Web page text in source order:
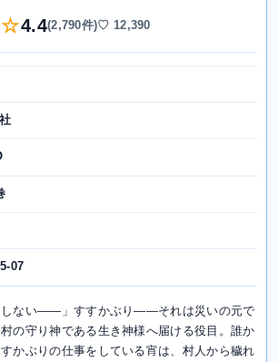
4.4(2,790件)♡ 12,390
07
しない――」すすかぶり――それは災いの元で
の守り神である生き神様へ届ける役目。誰か
かぶりの仕事をしている宵は、村人から穢れ